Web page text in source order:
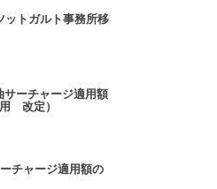
ットガルト事務所移
ーチャージ適用額
改定）
チャージ適用額の